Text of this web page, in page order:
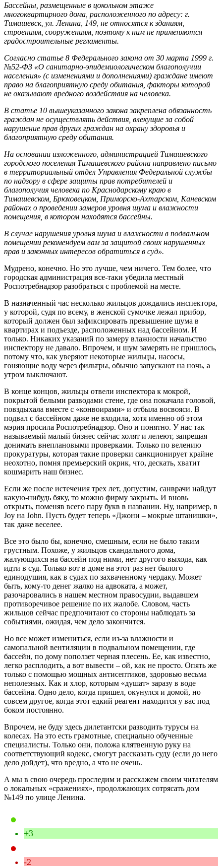
Бассейны, размещенные в цокольном этаже
многоквартирного дома, расположенного по адресу: г.
Тимашевск, ул. Ленина, 149, не относятся к зданиям,
строениям, сооружениям, поэтому к ним не применяются
градостроительные регламенты.
Согласно статье 8 Федерального закона от 30 марта 1999 г.
№52-ФЗ «О санитарно-эпидемиологическом благополучии
населения» (с изменениями и дополнениями) граждане имеют
право на благоприятную среду обитания, факторы которой
не оказывают вредного воздействия на человека.
В статье 10 вышеуказанного закона закреплена обязанность
граждан не осуществлять действия, влекущие за собой
нарушение прав других граждан на охрану здоровья и
благоприятную среду обитания.
На основании изложенного, администрацией Тимашевского
городского поселения Тимашевского района направлено письмо
в территориальный отдел Управления Федеральной службы
по надзору в сфере защиты прав потребителей и
благополучия человека по Краснодарскому краю в
Тимашевском, Брюховецком, Приморско-Ахтарском, Каневском
районах о проведении замеров уровня шума и влажности
помещения, в котором находятся бассейны.
В случае нарушения уровня шума и влажности в подвальном
помещении рекомендуем вам за защитой своих нарушенных
прав и законных интересов обратиться в суд».
Мудрено, конечно. Но это лучше, чем ничего. Тем более, что
городская администрация все-таки убедила местный
Роспотребнадзор разобраться с проблемой на месте.
В назначенный час несколько жильцов дождались инспектора,
у которой, судя по всему, в женской сумочке лежал прибор,
который должен был зафиксировать превышение шума в
квартирах и подъезде, расположенных над бассейном. И
только. Никаких указаний по замеру влажности начальство
инспектору не давало. Впрочем, и шум замерять не пришлось,
потому что, как уверяют некоторые жильцы, насосы,
гоняющие воду через фильтры, обычно запускают на ночь, а
утром выключают.
В конце концов, жильцы отвели инспектора к мокрой,
покрытой белыми разводами стене, где она покачала головой,
повздыхала вместе с «конвоирами» и отбыла восвояси. В
подвал с бассейном даже не входила, хотя именно об этом
мэрия просила Роспотребнадзор. Оно и понятно. У нас так
называемый малый бизнес сейчас холят и лелеют, запрещая
донимать внеплановыми проверками. Только по велению
прокуратуры, которая такие проверки санкционирует крайне
неохотно, помня премьерский окрик, что, дескать, хватит
кошмарить наш бизнес.
Если же после истечения трех лет, допустим, санврачи найдут
какую-нибудь бяку, то можно фирму закрыть. И вновь
открыть, поменяв всего пару букв в названии. Ну, например, в
Joy на John. Пусть будет теперь «Джони – мокрые штанишки»,
так даже веселее.
Все это было бы, конечно, смешным, если не было таким
грустным. Похоже, у жильцов скандального дома,
жалующихся на бассейн под ними, нет другого выхода, как
идти в суд. Только вот в доме на этот раз нет былого
единодушия, как в судах по захваченному чердаку. Может
быть, кому-то денег жалко на адвоката, а может,
разочаровались в нашем местном правосудии, выдавшем
противоречивое решение по их жалобе. Словом, часть
жильцов сейчас предпочитают со стороны наблюдать за
событиями, ожидая, чем дело закончится.
Но все может измениться, если из-за влажности и
самопальной вентиляции в подвальном помещении, где
бассейн, по дому поползет черная плесень. Ее, как известно,
легко расплодить, а вот вывести – ой, как не просто. Опять же
только с помощью мощных антисептиков, здоровью весьма
неполезных. Как и хлор, которым «душат» заразу в воде
бассейна. Одно дело, когда пришел, окунулся и домой, но
совсем другое, когда этот едкий реагент находится у вас под
боком постоянно.
Впрочем, не буду здесь дилетантски разводить турусы на
колесах. На это есть грамотные, специально обученные
специалисты. Только они, положа клятвенную руку на
соответствующий кодекс, смогут рассказать суду (если до него
дело дойдет), что вредно, а что не очень.
А мы в свою очередь проследим и расскажем своим читателям
о локальных «сражениях», продолжающих сотрясать дом
№149 по улице Ленина.
+3
-2